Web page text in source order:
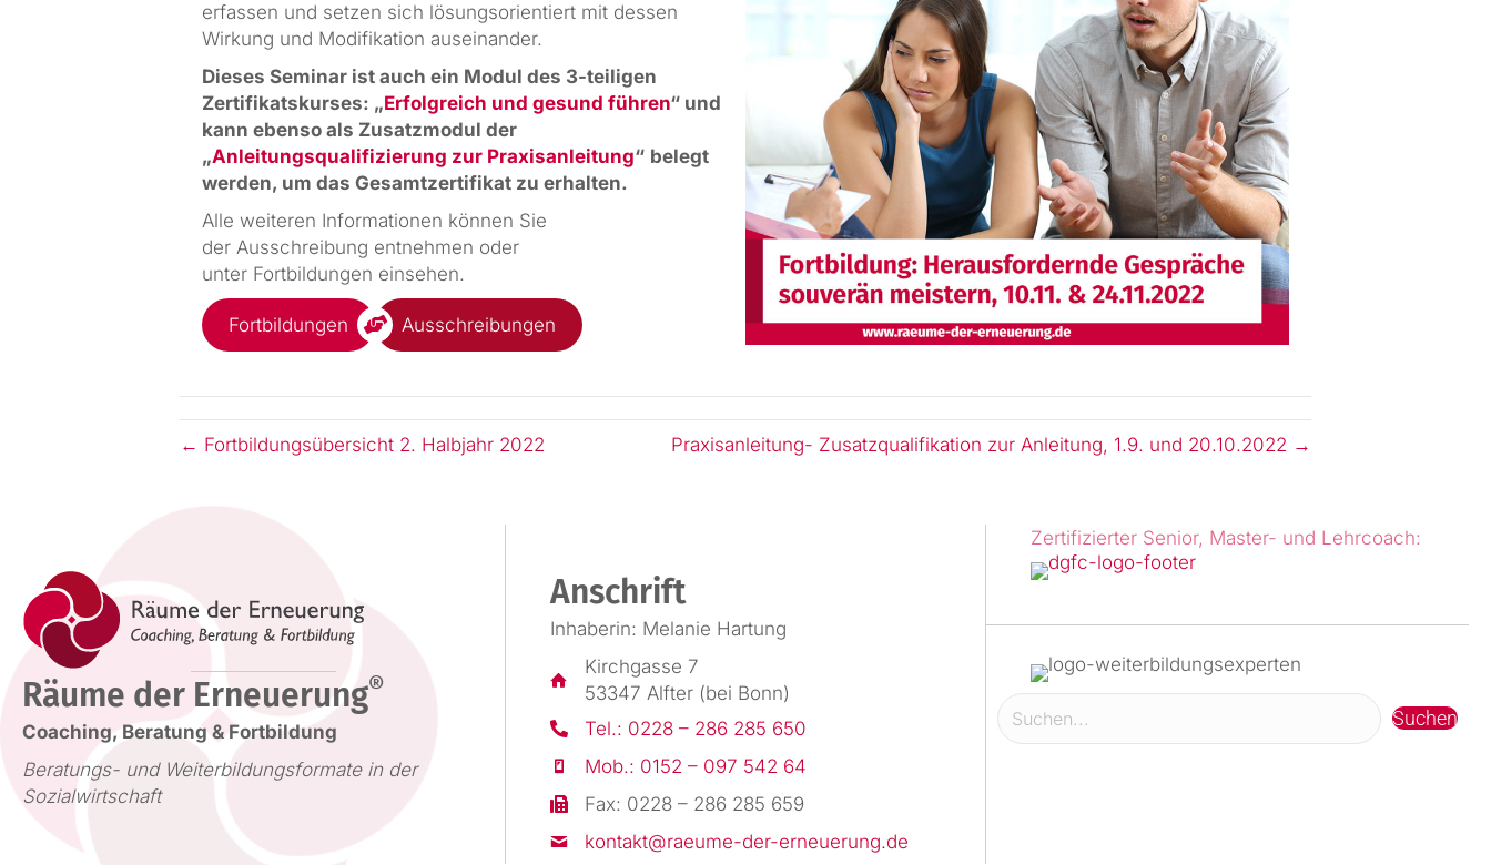
erfassen und setzen sich lösungsorientiert mit dessen
Wirkung und Modifikation auseinander.
Dieses Seminar ist auch ein Modul des 3-teiligen
Zertifikatskurses: „Erfolgreich und gesund führen“ und
kann ebenso als Zusatzmodul der
„Anleitungsqualifizierung zur Praxisanleitung“ belegt
werden, um das Gesamtzertifikat zu erhalten.
Alle weiteren Informationen können Sie
der Ausschreibung entnehmen oder
unter Fortbildungen einsehen.
Fortbildungen Ausschreibungen
← Fortbildungs­übersicht 2. Halbjahr 2022 Praxis­anleitung- Zusatz­qualifikation zur Anleitung, 1.9. und 20.10.2022 →
Räume der Erneuerung®
Coaching, Beratung & Fortbildung
Beratungs- und Weiterbildungsformate in der
Sozialwirtschaft
Anschrift
Inhaberin: Melanie Hartung
Kirchgasse 7
53347 Alfter (bei Bonn)
Tel.: 0228 – 286 285 650
Mob.: 0152 – 097 542 64
Fax: 0228 – 286 285 659
kontakt@raeume-der-erneuerung.de
Zertifizierter Senior, Master- und Lehrcoach:
Suchen